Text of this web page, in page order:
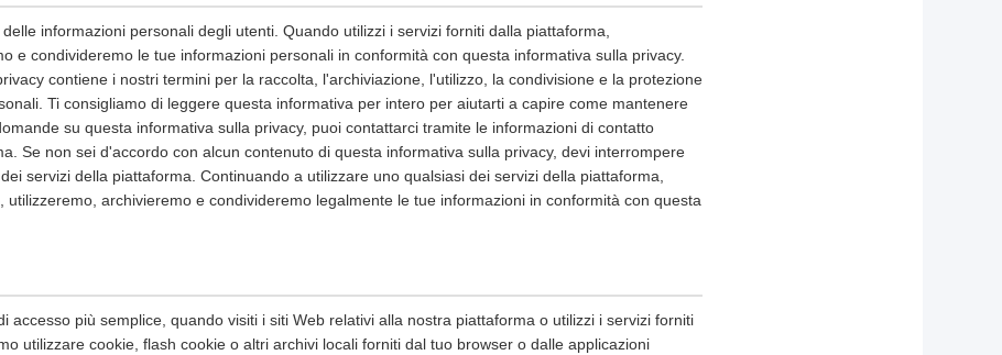
informazioni personali degli utenti. Quando utilizzi i servizi forniti dalla piattaforma,
e condivideremo le tue informazioni personali in conformità con questa informativa sulla privacy.
contiene i nostri termini per la raccolta, l'archiviazione, l'utilizzo, la condivisione e la protezione
Ti consigliamo di leggere questa informativa per intero per aiutarti a capire come mantenere
su questa informativa sulla privacy, puoi contattarci tramite le informazioni di contatto
Se non sei d'accordo con alcun contenuto di questa informativa sulla privacy, devi interrompere
servizi della piattaforma. Continuando a utilizzare uno qualsiasi dei servizi della piattaforma,
utilizzeremo, archivieremo e condivideremo legalmente le tue informazioni in conformità con questa
accesso più semplice, quando visiti i siti Web relativi alla nostra piattaforma o utilizzi i servizi forniti
utilizzare cookie, flash cookie o altri archivi locali forniti dal tuo browser o dalle applicazioni